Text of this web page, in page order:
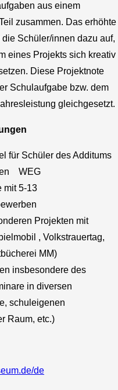
aus einem
zusammen. Das erhöhte
Schüler/innen dazu auf,
eines Projekts sich kreativ
Diese Projektnote
Schulaufgabe bzw. dem
gleichgesetzt.
für Schüler des Additums
WEG
mit 5-13
Projekten mit
, Volkstrauertag,
MM)
insbesondere des
in diversen
schuleigenen
Raum, etc.)
de